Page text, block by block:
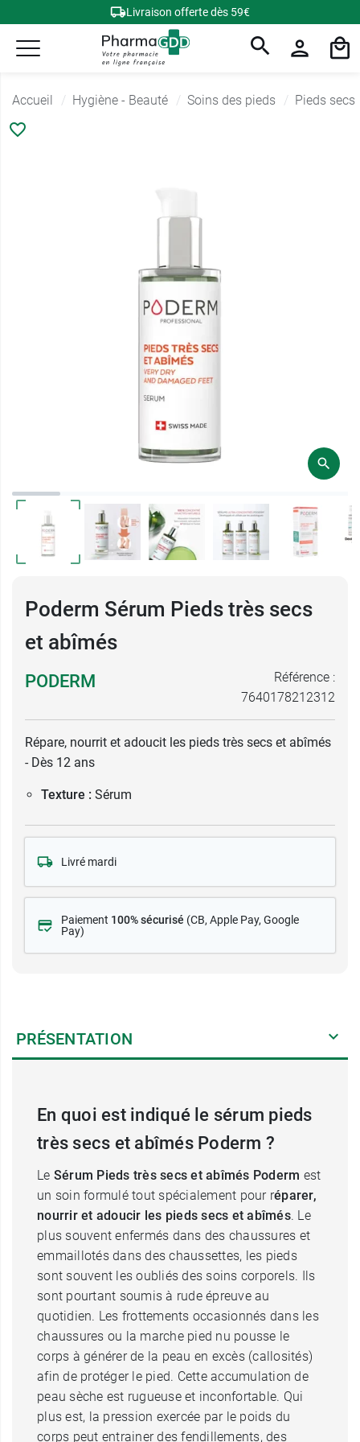
Livraison offerte dès 59€
Accueil Hygiène - Beauté Soins des pieds Pieds secs
Poderm Sérum Pieds très secs
et abîmés
PODERM
Référence :
7640178212312
Répare, nourrit et adoucit les pieds très secs et abîmés
- Dès 12 ans
Texture : Sérum
Livré mardi
Paiement 100% sécurisé (CB, Apple Pay, Google
Pay)
PRÉSENTATION
En quoi est indiqué le sérum pieds
très secs et abîmés Poderm ?
Le Sérum Pieds très secs et abîmés Poderm est
un soin formulé tout spécialement pour réparer,
nourrir et adoucir les pieds secs et abîmés. Le
plus souvent enfermés dans des chaussures et
emmaillotés dans des chaussettes, les pieds
sont souvent les oubliés des soins corporels. Ils
sont pourtant soumis à rude épreuve au
quotidien. Les frottements occasionnés dans les
chaussures ou la marche pied nu pousse le
corps à générer de la peau en excès (callosités)
afin de protéger le pied. Cette accumulation de
peau sèche est rugueuse et inconfortable. Qui
plus est, la pression exercée par le poids du
corps peut entrainer des fendillements, des